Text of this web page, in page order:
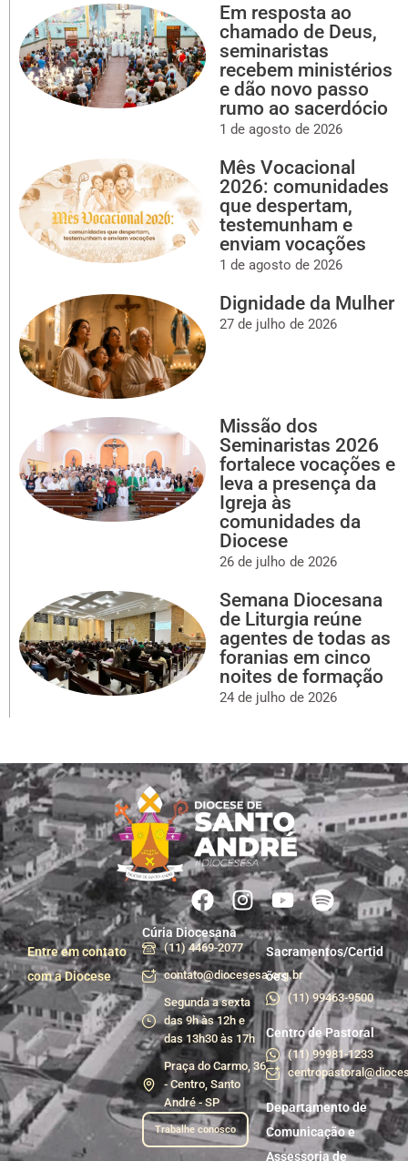
Em resposta ao
chamado de Deus,
seminaristas
recebem ministérios
e dão novo passo
rumo ao sacerdócio
1 de agosto de 2026
Mês Vocacional
2026: comunidades
que despertam,
testemunham e
enviam vocações
1 de agosto de 2026
Dignidade da Mulher
27 de julho de 2026
Missão dos
Seminaristas 2026
fortalece vocações e
leva a presença da
Igreja às
comunidades da
Diocese
26 de julho de 2026
Semana Diocesana
de Liturgia reúne
agentes de todas as
foranias em cinco
noites de formação
24 de julho de 2026
Entre em contato
com a Diocese
Cúria Diocesana
(11) 4469-2077
contato@diocesesa.org.br
Segunda a sexta
das 9h às 12h e
das 13h30 às 17h
Praça do Carmo, 36
- Centro, Santo
André - SP
Trabalhe conosco
Sacramentos/Certid
ões
(11) 99463-9500
Centro de Pastoral
(11) 99981-1233
Departamento de
Comunicação e
Assessoria de